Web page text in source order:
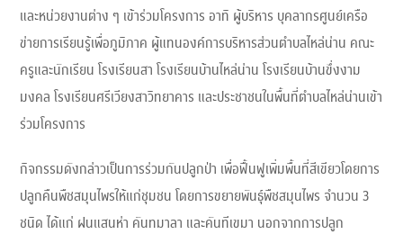
และหน่วยงานต่าง ๆ เข้าร่วมโครงการ อาทิ ผู้บริหาร บุคลากรศูนย์เครือ
ข่ายการเรียนรู้เพื่อภูมิภาค ผู้แทนองค์การบริหารส่วนตำบลไหล่น่าน คณะ
ครูและนักเรียน โรงเรียนสา โรงเรียนบ้านไหล่น่าน โรงเรียนบ้านขึ่งงาม
มงคล โรงเรียนศรีเวียงสาวิทยาคาร และประชาชนในพื้นที่ตำบลไหล่น่านเข้า
ร่วมโครงการ
กิจกรรมดังกล่าวเป็นการร่วมกันปลูกป่า เพื่อฟื้นฟูเพิ่มพื้นที่สีเขียวโดยการ
ปลูกคืนพืชสมุนไพรให้แก่ชุมชน โดยการขยายพันธุ์พืชสมุนไพร จำนวน 3
ชนิด ได้แก่ ฝนแสนห่า คันทมาลา และคันทีเขมา นอกจากการปลูก